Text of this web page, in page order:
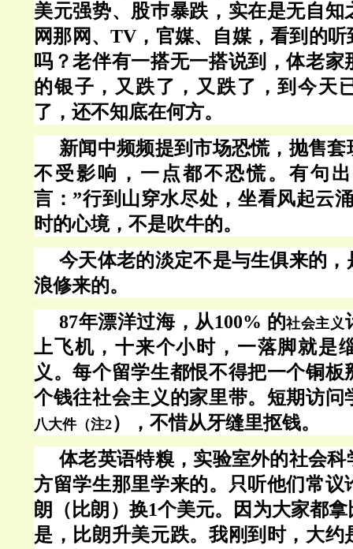
美元强势、股巿暴跌，实在是无自知
网那网、TV，官媒、自媒，看到的
吗？老伴有一搭无一搭说到，体老家
的银子，又跌了，又跌了，到今天
了，还不知底在何方。
新闻中频频提到市场恐慌，抛售
不受影响，一点都不恐慌。有句
言： ”行到山穿水尽处，坐看风起云
时的心境，不是吹牛的。
今天体老的淡定不是与生俱来的
浪修来的。
87年漂洋过海，从100% 的社会主义
上飞机，十来个小时，一落脚就是
义。每个留学生都恨不得把一个铜板
个钱往社会主义的家里带。短期访问
八大件（注2），不惜从牙缝里抠钱。
体老英语特糗，实验室外的社会
方留学生那里学来的。只听他们常议
朗（比朗）换1个美元。因为大家都
是，比朗升美元跌。我刚到时，大约